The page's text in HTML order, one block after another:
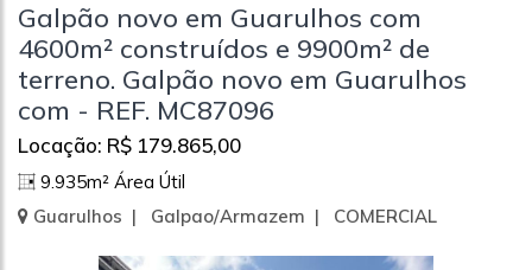
Galpão novo em Guarulhos com
4600m² construídos e 9900m² de
terreno. Galpão novo em Guarulhos
com - REF. MC87096
Locação: R$ 179.865,00
9.935m² Área Útil
Guarulhos | Galpao/Armazem | COMERCIAL